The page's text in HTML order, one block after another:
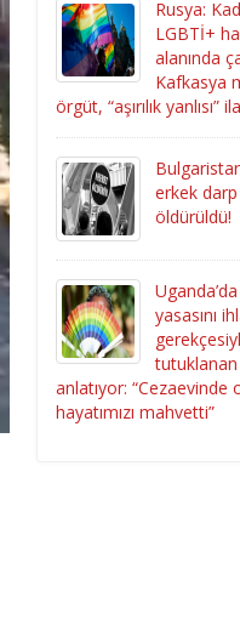
Rusya:
LGBTİ+
alanında
Kafkasya
örgüt, “aşırılık yanlısı”
erkek
öldürüldü!
yasasını
tutuklanan
anlatıyor: “Cezaevinde
hayatımızı mahvetti”